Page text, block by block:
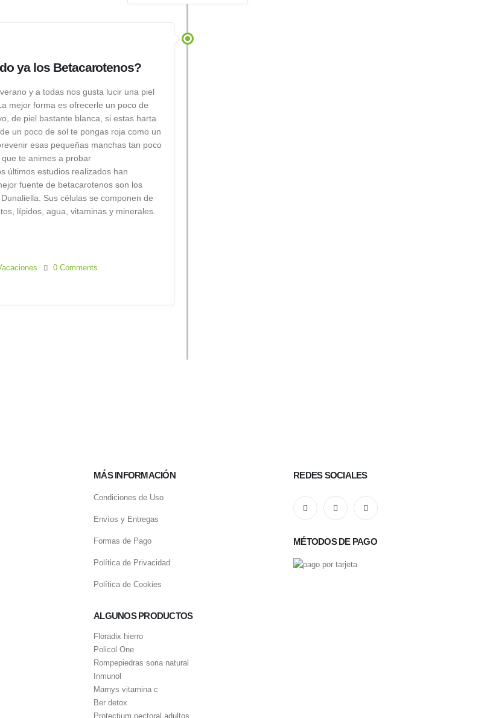
ya los Betacarotenos?
y a todas nos gusta lucir una piel
mejor forma es ofrecerle un poco de
de piel bastante blanca, si estas harta
un poco de sol te pongas roja como un
esas pequeñas manchas tan poco
te animes a probar
últimos estudios realizados han
fuente de betacarotenos son los
Sus células se componen de
lípidos, agua, vitaminas y minerales.
0 Comments
MÁS INFORMACIÓN
Condiciones de Uso
Envíos y Entregas
Formas de Pago
Política de Privacidad
Política de Cookies
ALGUNOS PRODUCTOS
Floradix hierro
Policol One
Rompepiedras soria natural
Inmunol
Marnys vitamina c
Ber detox
REDES SOCIALES
MÉTODOS DE PAGO